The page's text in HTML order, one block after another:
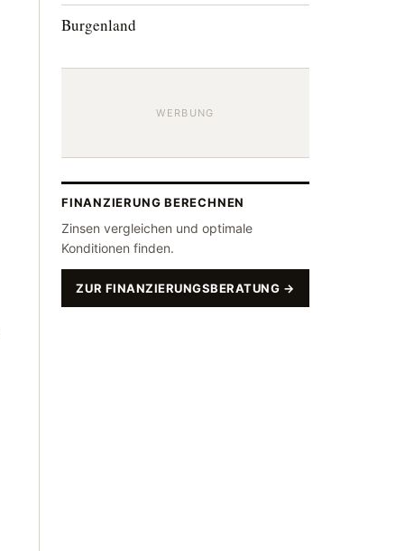
Burgenland
WERBUNG
FINANZIERUNG BERECHNEN
Zinsen vergleichen und optimale
Konditionen finden.
ZUR FINANZIERUNGSBERATUNG →